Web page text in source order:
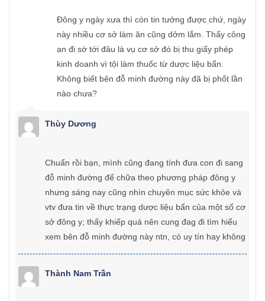
Đông y ngày xưa thì còn tin tưởng được chứ, ngày
này nhiều cơ sở làm ăn cũng dởm lắm. Thấy công
an đi sờ tới đâu là vụ cơ sở đó bị thu giấy phép
kinh doanh vì tội làm thuốc từ dược liệu bẩn.
Không biết bên đỗ minh đường này đã bị phốt lần
nào chưa?
Thùy Dương
Chuẩn rồi bạn, mình cũng đang tính đưa con đi sang
đỗ minh đường để chữa theo phương pháp đông y
nhưng sáng nay cũng nhìn chuyên mục sức khỏe và
vtv đưa tin về thực trạng dược liệu bẩn của một số cơ
sở đông y; thấy khiếp quá nên cung đag đi tìm hiểu
xem bên đỗ minh đường này ntn, có uy tín hay không
Thành Nam Trần